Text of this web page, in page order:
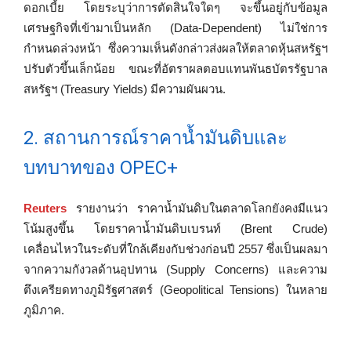
ดอกเบี้ย โดยระบุว่าการตัดสินใจใดๆ จะขึ้นอยู่กับข้อมูล
เศรษฐกิจที่เข้ามาเป็นหลัก (Data-Dependent) ไม่ใช่การ
กำหนดล่วงหน้า ซึ่งความเห็นดังกล่าวส่งผลให้ตลาดหุ้นสหรัฐฯ
ปรับตัวขึ้นเล็กน้อย ขณะที่อัตราผลตอบแทนพันธบัตรรัฐบาล
สหรัฐฯ (Treasury Yields) มีความผันผวน.
2. สถานการณ์ราคาน้ำมันดิบและ
บทบาทของ OPEC+
Reuters รายงานว่า ราคาน้ำมันดิบในตลาดโลกยังคงมีแนว
โน้มสูงขึ้น โดยราคาน้ำมันดิบเบรนท์ (Brent Crude)
เคลื่อนไหวในระดับที่ใกล้เคียงกับช่วงก่อนปี 2557 ซึ่งเป็นผลมา
จากความกังวลด้านอุปทาน (Supply Concerns) และความ
ตึงเครียดทางภูมิรัฐศาสตร์ (Geopolitical Tensions) ในหลาย
ภูมิภาค.